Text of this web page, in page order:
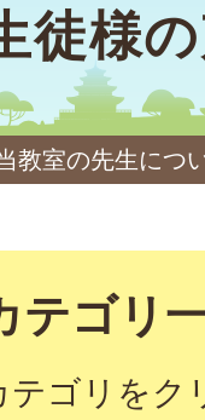
徒様
教室の先生につ
テゴリ
テゴリをク